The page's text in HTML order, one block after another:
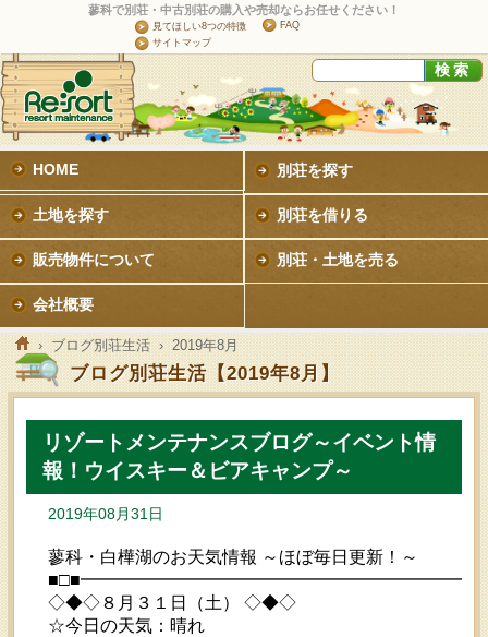
蓼科で別荘・中古別荘の購入や売却ならお任せください！
見てほしい8つの特徴
FAQ
サイトマップ
HOME 別荘を探す
土地を探す 別荘を借りる
販売物件について 別荘・土地を売る
会社概要
›ブログ別荘生活› 2019年8月
ブログ別荘生活【2019年8月】
リゾートメンテナンスブログ～イベント情
報！ウイスキー＆ビアキャンプ～
2019年08月31日
蓼科・白樺湖のお天気情報 ～ほぼ毎日更新！～
◇◆◇８月３１日（土） ◇◆◇
☆今日の天気：晴れ